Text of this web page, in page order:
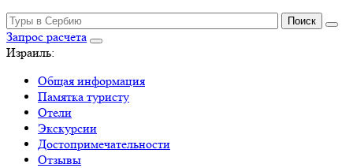
Запрос расчета
Израиль:
Общая информация
Памятка туристу
Отели
Экскурсии
Достопримечательности
Отзывы